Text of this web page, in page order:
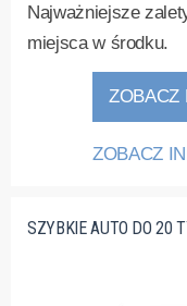
Najważniejsze
miejsca w środku.
ZOBACZ
ZOBACZ
SZYBKIE AUTO DO 20